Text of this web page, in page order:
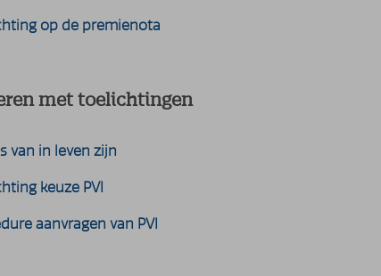
op de premienota
met toelichtingen
van in leven zijn
keuze PVI
aanvragen van PVI